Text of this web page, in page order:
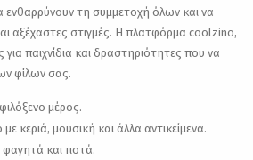
τη συμμετοχή όλων και να
αξέχαστες στιγμές. Η πλατφόρμα coolzino,
παιχνίδια και δραστηριότητες που να
φίλων σας.
μέρος.
κεριά, μουσική και άλλα αντικείμενα.
φαγητά και ποτά.